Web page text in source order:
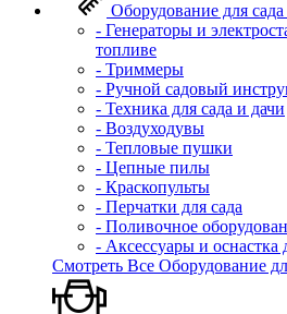
Оборудование для
- Генераторы и
топливе
- Триммеры
- Ручной садовый
- Техника для сада и дачи
- Воздуходувы
- Тепловые пушки
- Цепные пилы
- Краскопульты
- Перчатки для сада
- Поливочное
- Аксессуары и оснастка
Смотреть Все Оборудование